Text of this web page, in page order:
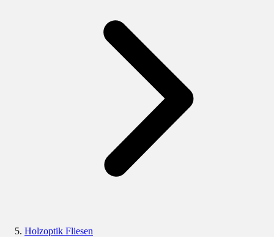
Holzoptik Fliesen